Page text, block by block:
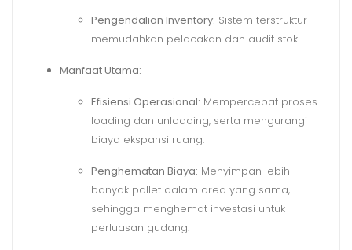
Pengendalian Inventory: Sistem terstruktur
memudahkan pelacakan dan audit stok.
Manfaat Utama:
Efisiensi Operasional: Mempercepat proses
loading dan unloading, serta mengurangi
biaya ekspansi ruang.
Penghematan Biaya: Menyimpan lebih
banyak pallet dalam area yang sama,
sehingga menghemat investasi untuk
perluasan gudang.